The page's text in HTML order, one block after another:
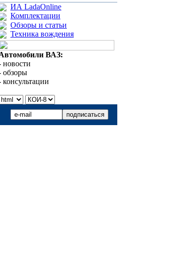
ИА LadaOnline
Комплектации
Обзоры и статьи
Техника вождения
ВАЗ:
новости
обзоры
консультации